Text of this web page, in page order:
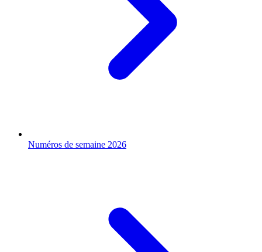
Numéros de semaine 2026